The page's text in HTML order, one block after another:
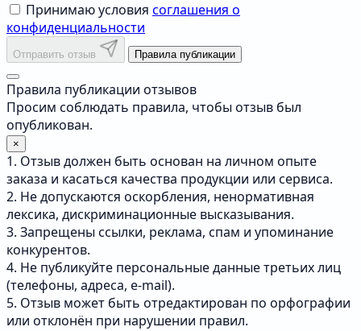
Принимаю условия соглашения о
конфиденциальности
Отправить отзыв Правила публикации
Правила публикации отзывов
Просим соблюдать правила, чтобы отзыв был
опубликован.
×
1. Отзыв должен быть основан на личном опыте
заказа и касаться качества продукции или сервиса.
2. Не допускаются оскорбления, ненормативная
лексика, дискриминационные высказывания.
3. Запрещены ссылки, реклама, спам и упоминание
конкурентов.
4. Не публикуйте персональные данные третьих лиц
(телефоны, адреса, e-mail).
5. Отзыв может быть отредактирован по орфографии
или отклонён при нарушении правил.